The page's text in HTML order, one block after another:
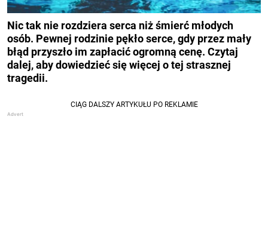
Nic tak nie rozdziera serca niż śmierć młodych
osób. Pewnej rodzinie pękło serce, gdy przez mały
błąd przyszło im zapłacić ogromną cenę. Czytaj
dalej, aby dowiedzieć się więcej o tej strasznej
tragedii.